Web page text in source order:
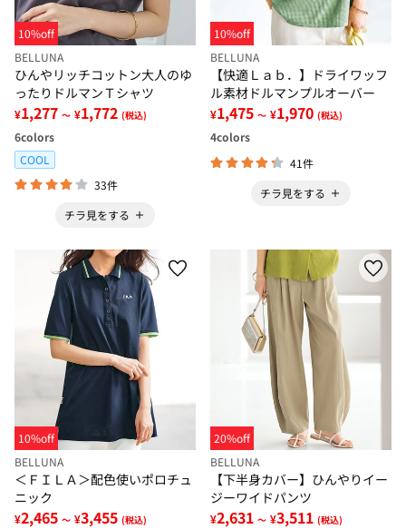
10%off
BELLUNA
ひんやリッチコットン大人のゆ
ったりドルマンＴシャツ
¥1,277 ～ ¥1,772 (税込)
6colors
COOL
33件
チラ見をする
10%off
BELLUNA
【快適Ｌａｂ．】ドライワッフ
ル素材ドルマンプルオーバー
¥1,475 ～ ¥1,970 (税込)
4colors
41件
チラ見をする
10%off
BELLUNA
＜ＦＩＬＡ＞配色使いポロチュ
ニック
¥2,465 ～ ¥3,455 (税込)
20%off
BELLUNA
【下半身カバー】ひんやりイー
ジーワイドパンツ
¥2,631 ～ ¥3,511 (税込)